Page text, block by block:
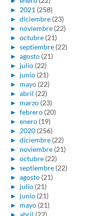
► 2021 (258)
► diciembre (23)
► noviembre (22)
► octubre (21)
► septiembre (22)
► agosto (21)
► julio (22)
► junio (21)
► mayo (22)
► abril (22)
► marzo (23)
► febrero (20)
► enero (19)
► 2020 (256)
► diciembre (22)
► noviembre (21)
► octubre (22)
► septiembre (22)
► agosto (21)
► julio (21)
► junio (21)
► mayo (21)
► abril (22)